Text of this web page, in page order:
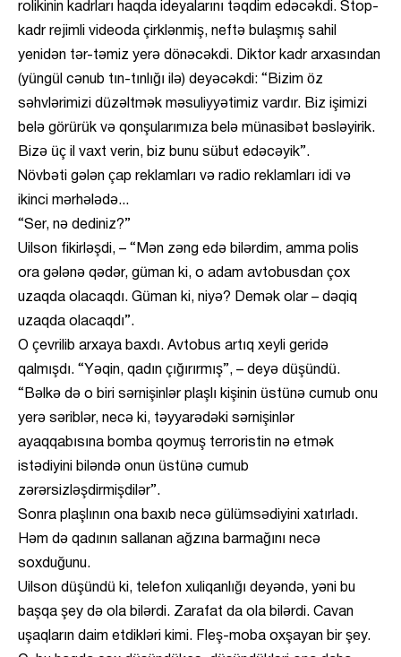
rolikinin kadrları haqda ideyalarını təqdim edəcəkdi. Stop-
kadr rejimli videoda çirklənmiş, neftə bulaşmış sahil
yenidən tər-təmiz yerə dönəcəkdi. Diktor kadr arxasından
(yüngül cənub tın-tınlığı ilə) deyəcəkdi: “Bizim öz
səhvlərimizi düzəltmək məsuliyyətimiz vardır. Biz işimizi
belə görürük və qonşularımıza belə münasibət bəsləyirik.
Bizə üç il vaxt verin, biz bunu sübut edəcəyik”.
Növbəti gələn çap reklamları və radio reklamları idi və
ikinci mərhələdə...
“Ser, nə dediniz?”
Uilson fikirləşdi, – “Mən zəng edə bilərdim, amma polis
ora gələnə qədər, güman ki, o adam avtobusdan çox
uzaqda olacaqdı. Güman ki, niyə? Demək olar – dəqiq
uzaqda olacaqdı”.
O çevrilib arxaya baxdı. Avtobus artıq xeyli geridə
qalmışdı. “Yəqin, qadın çığırırmış”, – deyə düşündü.
“Bəlkə də o biri sərnişinlər plaşlı kişinin üstünə cumub onu
yerə səriblər, necə ki, təyyarədəki sərnişinlər
ayaqqabısına bomba qoymuş terroristin nə etmək
istədiyini biləndə onun üstünə cumub
zərərsizləşdirmişdilər”.
Sonra plaşlının ona baxıb necə gülümsədiyini xatırladı.
Həm də qadının sallanan ağzına barmağını necə
soxduğunu.
Uilson düşündü ki, telefon xuliqanlığı deyəndə, yəni bu
başqa şey də ola bilərdi. Zarafat da ola bilərdi. Cavan
uşaqların daim etdikləri kimi. Fleş-moba oxşayan bir şey.